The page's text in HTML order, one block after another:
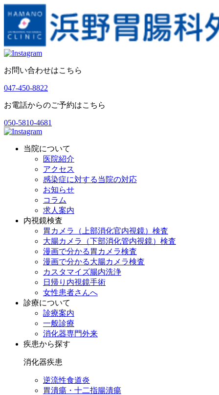
お問い合わせはこちら
047-450-8822
お電話からのご予約はこちら
050-5810-4681
当院について
医院紹介
アクセス
感染症に対する当院の対応
お知らせ
コラム
求人案内
内視鏡検査
胃カメラ（上部消化官内視鏡）検査
大腸カメラ（下部消化管内視鏡）検査
漫画で分かる胃カメラ検査
漫画で分かる大腸カメラ検査
カスタマイズ腸内洗浄
日帰り内視鏡手術
女性患者さんへ
診療について
診療案内
一般診療
消化器専門外来
疾患から探す
消化器疾患
逆流性食道炎
胃潰瘍・十二指腸潰瘍